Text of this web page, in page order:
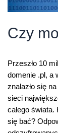
Czy
Przeszło 10
domenie .pl, a
znalazło się
sieci
całego
się bać?